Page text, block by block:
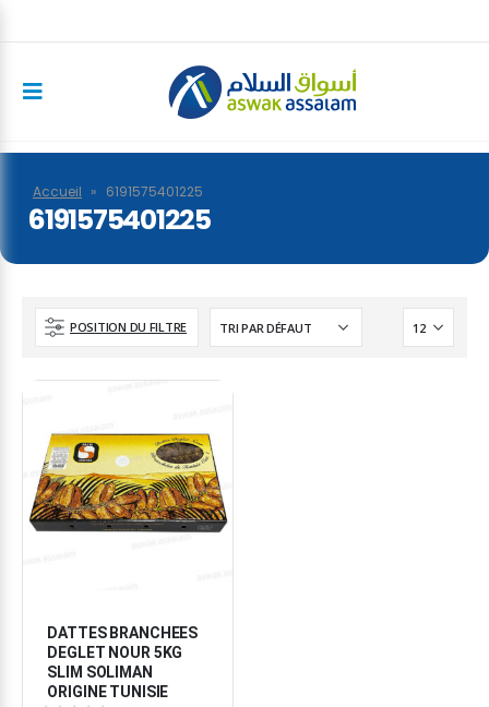
Accueil » 6191575401225
6191575401225
POSITION DU FILTRE
DATTES BRANCHEES
DEGLET NOUR 5KG
SLIM SOLIMAN
ORIGINE TUNISIE